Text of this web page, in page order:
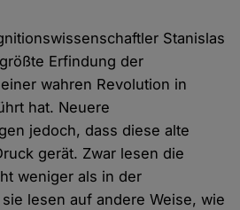
Stanislas
Erfindung der
wahren Revolution in
hat. Neuere
jedoch, dass diese alte
gerät. Zwar lesen die
weniger als in der
lesen auf andere Weise, wie